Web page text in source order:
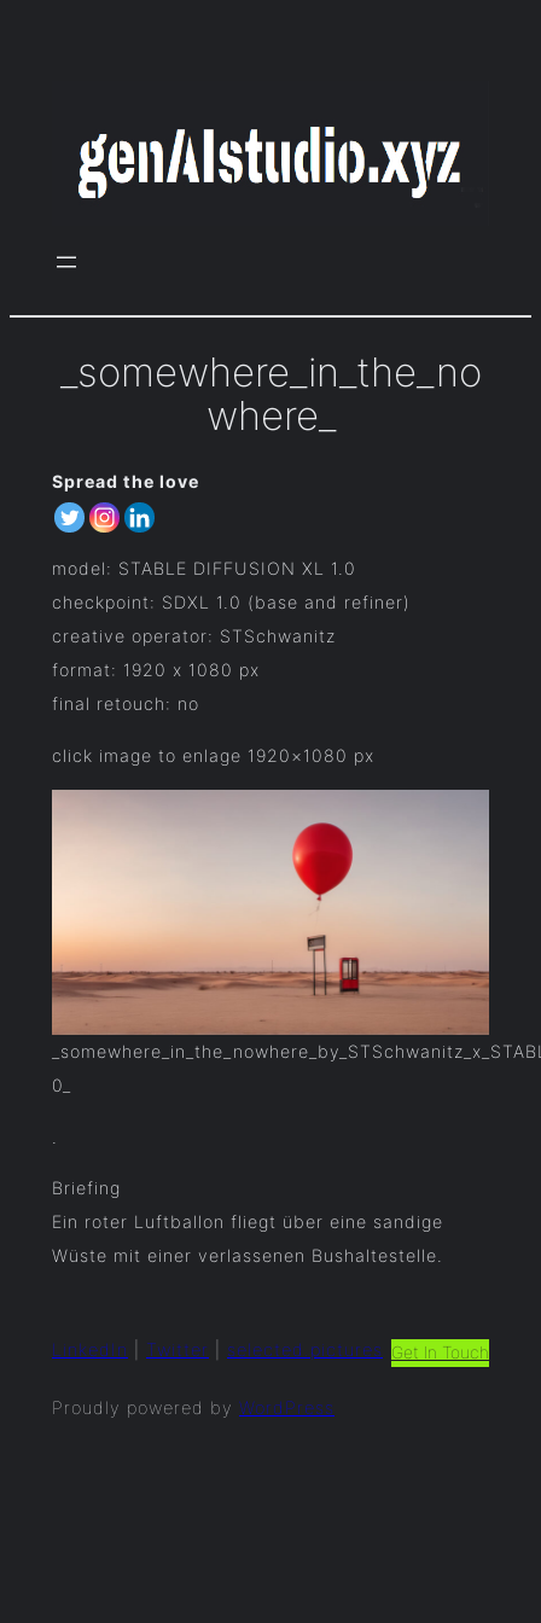
_somewhere_in_the_no
where_
Spread the love
model: STABLE DIFFUSION XL 1.0
checkpoint: SDXL 1.0 (base and refiner)
creative operator: STSchwanitz
format: 1920 x 1080 px
final retouch: no
click image to enlage 1920×1080 px
0_
Briefing
Ein roter Luftballon fliegt über eine sandige
Wüste mit einer verlassenen Bushaltestelle.
LinkedIn Twitter selected.pictures Get In Touch
Proudly powered by WordPress